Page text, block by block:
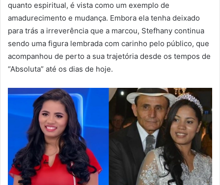
quanto espiritual, é vista como um exemplo de
amadurecimento e mudança. Embora ela tenha deixado
para trás a irreverência que a marcou, Stefhany continua
sendo uma figura lembrada com carinho pelo público, que
acompanhou de perto a sua trajetória desde os tempos de
“Absoluta” até os dias de hoje.